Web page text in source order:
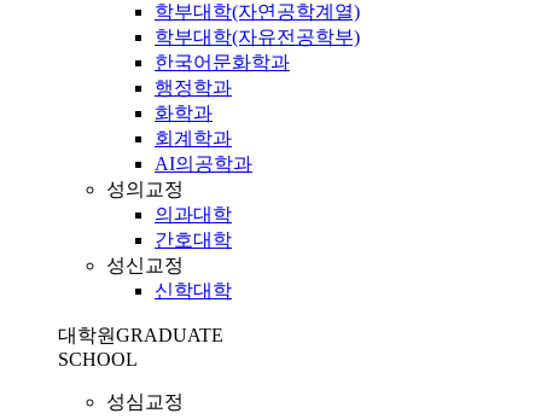
학부대학(자연공학계열)
학부대학(자유전공학부)
한국어문화학과
행정학과
화학과
회계학과
AI의공학과
성의교정
의과대학
간호대학
성신교정
신학대학
대학원GRADUATE
SCHOOL
성심교정